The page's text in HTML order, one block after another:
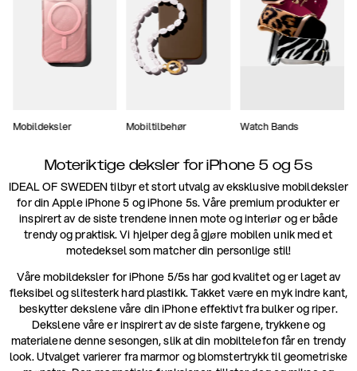
Mobildeksler Mobiltilbehør Watch Bands
Moteriktige deksler for iPhone 5 og 5s
IDEAL OF SWEDEN tilbyr et stort utvalg av eksklusive mobildeksler
for din Apple iPhone 5 og iPhone 5s. Våre premium produkter er
inspirert av de siste trendene innen mote og interiør og er både
trendy og praktisk. Vi hjelper deg å gjøre mobilen unik med et
motedeksel som matcher din personlige stil!
Våre mobildeksler for iPhone 5/5s har god kvalitet og er laget av
fleksibel og slitesterk hard plastikk. Takket være en myk indre kant,
beskytter dekslene våre din iPhone effektivt fra bulker og riper.
Dekslene våre er inspirert av de siste fargene, trykkene og
materialene denne sesongen, slik at din mobiltelefon får en trendy
look. Utvalget varierer fra marmor og blomstertrykk til geometriske